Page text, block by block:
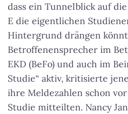
dass ein Tunnelblick auf
E die eigentlichen
Hintergrund drängen
Betroffenensprecher im
EKD (BeFo) und auch im
Studie“ aktiv, kritisierte
ihre Meldezahlen schon
Studie mitteilten. Nancy